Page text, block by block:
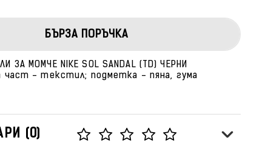
БЪРЗА ПОРЪЧКА
ЗА МОМЧЕ NIKE SOL SANDAL (TD) ЧЕРНИ
част - текстил; подметка - пяна, гума
(0)